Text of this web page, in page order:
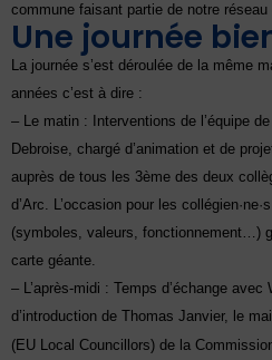
commune faisant partie de notre
Une journée
La journée s’est déroulée de la même
années c’est à dire :
– Le matin : Interventions de l’équipe
Debroise, chargé d’animation et de
auprès de tous les 3ème des deux
d’Arc. L’occasion pour les
(symboles, valeurs, fonctionnement…)
carte géante.
– L’après-midi : Temps d’échange
d’introduction de Thomas Janvier, le
(EU Local Councillors) de la